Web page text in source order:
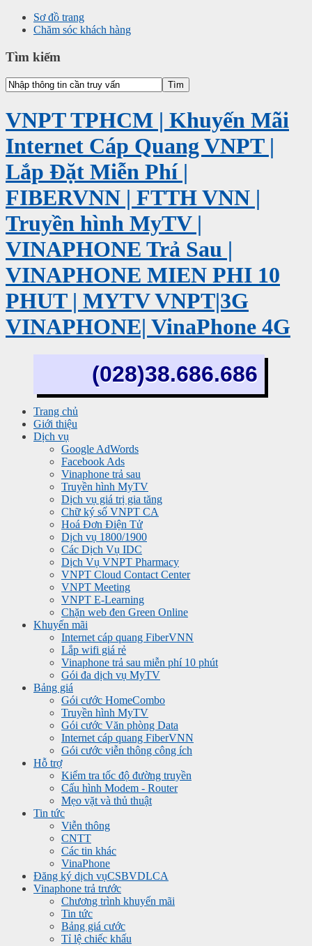
Sơ đồ trang
Chăm sóc khách hàng
Tìm kiếm
VNPT TPHCM | Khuyến Mãi
Internet Cáp Quang VNPT |
Lắp Đặt Miễn Phí |
FIBERVNN | FTTH VNN |
Truyền hình MyTV |
VINAPHONE Trả Sau |
VINAPHONE MIEN PHI 10
PHUT | MYTV VNPT|3G
VINAPHONE| VinaPhone 4G
(028)38.686.686
Trang chủ
Giới thiệu
Dịch vụ
Google AdWords
Facebook Ads
Vinaphone trả sau
Truyền hình MyTV
Dịch vụ giá trị gia tăng
Chữ ký số VNPT CA
Hoá Đơn Điện Tử
Dịch vụ 1800/1900
Các Dịch Vụ IDC
Dịch Vụ VNPT Pharmacy
VNPT Cloud Contact Center
VNPT Meeting
VNPT E-Learning
Chặn web đen Green Online
Khuyến mãi
Internet cáp quang FiberVNN
Lắp wifi giá rẻ
Vinaphone trả sau miễn phí 10 phút
Gói đa dịch vụ MyTV
Bảng giá
Gói cước HomeCombo
Truyền hình MyTV
Gói cước Văn phòng Data
Internet cáp quang FiberVNN
Gói cước viễn thông công ích
Hỗ trợ
Kiểm tra tốc độ đường truyền
Cấu hình Modem - Router
Mẹo vặt và thủ thuật
Tin tức
Viễn thông
CNTT
Các tin khác
VinaPhone
Đăng ký dịch vụCSBVDLCA
Vinaphone trả trước
Chương trình khuyến mãi
Tin tức
Bảng giá cước
Tỉ lệ chiếc khấu